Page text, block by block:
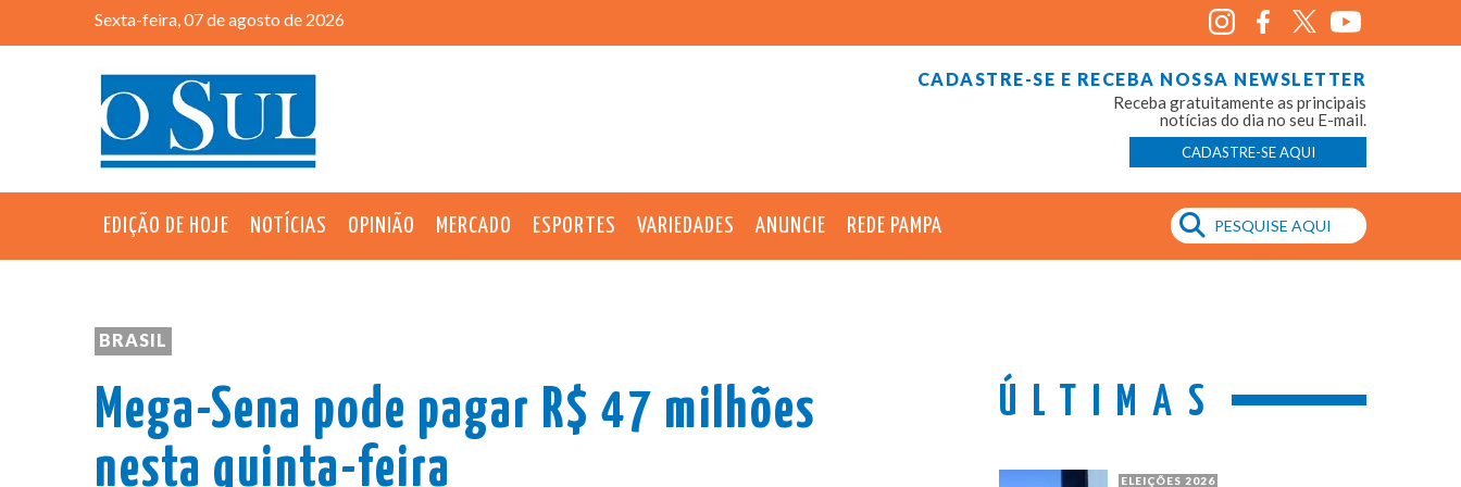
Sexta-feira, 07 de agosto de 2026
CADASTRE-SE E RECEBA NOSSA NEWSLETTER
Receba gratuitamente as principais
notícias do dia no seu E-mail.
CADASTRE-SE AQUI
EDIÇÃO DE HOJE NOTÍCIAS OPINIÃO MERCADO ESPORTES VARIEDADES ANUNCIE REDE PAMPA
BRASIL
Mega-Sena pode pagar R$ 47 milhões
nesta quinta-feira
ÚLTIMAS
ELEIÇÕES 2026